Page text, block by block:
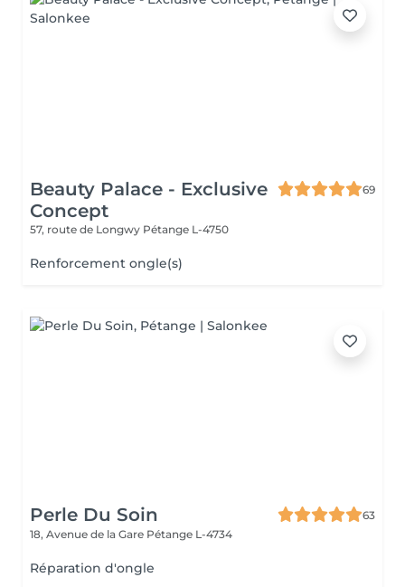
Beauty Palace - Exclusive
Concept
69
57, route de Longwy Pétange L-4750
Renforcement ongle(s)
Perle Du Soin
63
18, Avenue de la Gare Pétange L-4734
Réparation d'ongle